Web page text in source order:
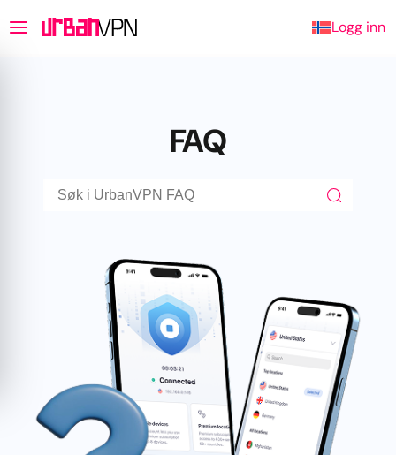
Logg inn
FAQ